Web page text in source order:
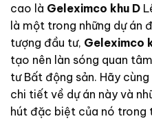
cao là Geleximco khu D
là một trong những dự án
tượng đầu tư, Geleximco
tạo nên làn sóng quan
tư Bất động sản. Hãy cùng
chi tiết về dự án này và
hút đặc biệt của nó trong